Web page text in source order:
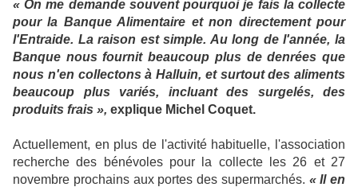
« On me demande souvent pourquoi je fais la collecte
pour la Banque Alimentaire et non directement pour
l'Entraide. La raison est simple. Au long de l'année, la
Banque nous fournit beaucoup plus de denrées que
nous n'en collectons à Halluin, et surtout des aliments
beaucoup plus variés, incluant des surgelés, des
produits frais », explique Michel Coquet.
Actuellement, en plus de l'activité habituelle, l'association
recherche des bénévoles pour la collecte les 26 et 27
novembre prochains aux portes des supermarchés. « Il en